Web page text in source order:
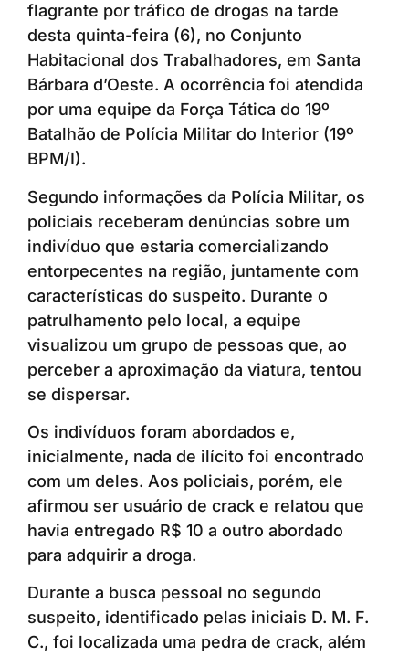
flagrante por tráfico de drogas na tarde
desta quinta-feira (6), no Conjunto
Habitacional dos Trabalhadores, em Santa
Bárbara d’Oeste. A ocorrência foi atendida
por uma equipe da Força Tática do 19º
Batalhão de Polícia Militar do Interior (19º
BPM/I).
Segundo informações da Polícia Militar, os
policiais receberam denúncias sobre um
indivíduo que estaria comercializando
entorpecentes na região, juntamente com
características do suspeito. Durante o
patrulhamento pelo local, a equipe
visualizou um grupo de pessoas que, ao
perceber a aproximação da viatura, tentou
se dispersar.
Os indivíduos foram abordados e,
inicialmente, nada de ilícito foi encontrado
com um deles. Aos policiais, porém, ele
afirmou ser usuário de crack e relatou que
havia entregado R$ 10 a outro abordado
para adquirir a droga.
Durante a busca pessoal no segundo
suspeito, identificado pelas iniciais D. M. F.
C., foi localizada uma pedra de crack, além